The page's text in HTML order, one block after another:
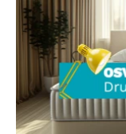
predĺžiť ich